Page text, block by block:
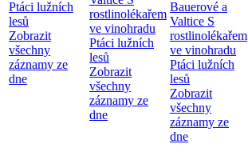
Ptáci lužních
lesů
Zobrazit
všechny
záznamy ze
dne
rostlinolékařem
ve vinohradu
Ptáci lužních
lesů
Zobrazit
všechny
záznamy ze
dne
Bauerové a
Valtice S
rostlinolékařem
ve vinohradu
Ptáci lužních
lesů
Zobrazit
všechny
záznamy ze
dne